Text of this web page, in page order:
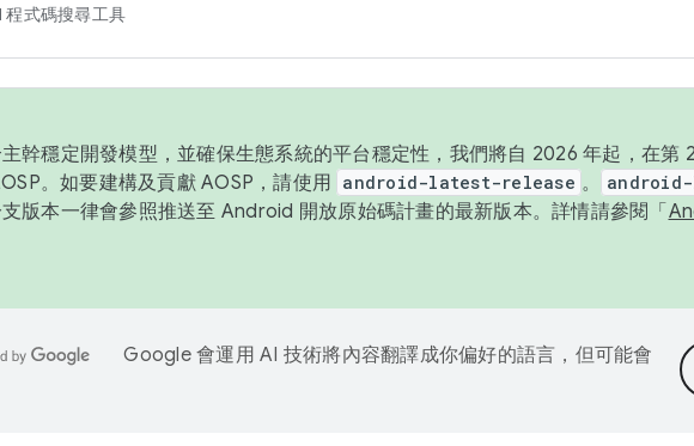
式碼搜尋工具
幹穩定開發模型，並確保生態系統的平台穩定性，我們將自 2026 年起，在第
。如要建構及貢獻 AOSP，請使用 android-latest-release 。
版本一律會參照推送至 Android 開放原始碼計畫的最新版本。詳情請參閱「
Google 會運用 AI 技術將內容翻譯成你偏好的語言，但可能會